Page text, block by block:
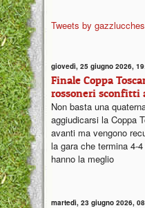
Tweets by
giovedì, 25 giugno 2026,
Finale Coppa
rossoneri sconfitti
Non basta una
aggiudicarsi la Coppa
avanti ma vengono
la gara che termina 4-
hanno la meglio
martedì, 23 giugno 2026,